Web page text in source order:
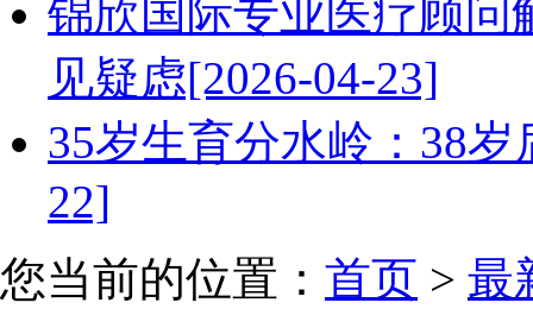
锦欣国际专业医疗顾问
见疑虑[2026-04-23]
35岁生育分水岭：38
22]
您当前的位置： 首页 > 最